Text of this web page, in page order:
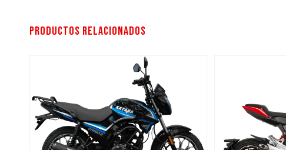
Productos relacionados